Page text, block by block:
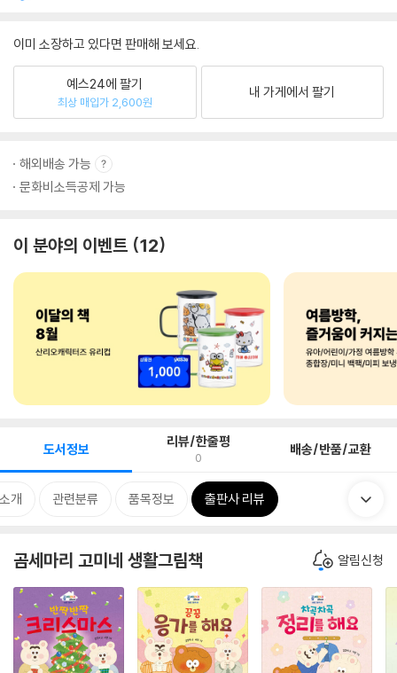
이미 소장하고 있다면 판매해 보세요.
예스24에 팔기
최상 매입가 2,600원
내 가게에서 팔기
해외배송 가능
문화비소득공제 가능
이 분야의 이벤트 12
도서정보 리뷰/한줄평
0 배송/반품/교환
개 관련분류 품목정보 출판사 리뷰
곰세마리 고미네 생활그림책 알림신청